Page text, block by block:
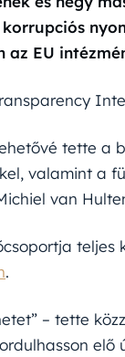
EU
tette
valamint a
van
.
– tette
elő